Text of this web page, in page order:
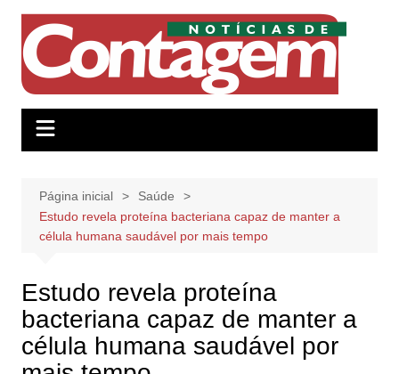
conteúdo
Página inicial
Saúde
Estudo revela proteína bacteriana capaz de manter a
célula humana saudável por mais tempo
Estudo revela proteína
bacteriana capaz de manter a
célula humana saudável por